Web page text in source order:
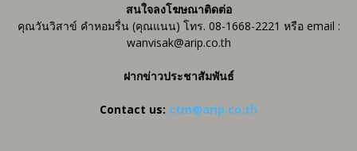
สนใจลงโฆษณาติดต่อ
คุณวันวิสาข์ คำหอมรื่น (คุณแนน) โทร. 08-1668-2221 หรือ email :
wanvisak@arip.co.th
ฝากข่าวประชาสัมพันธ์
Contact us: ctm@arip.co.th